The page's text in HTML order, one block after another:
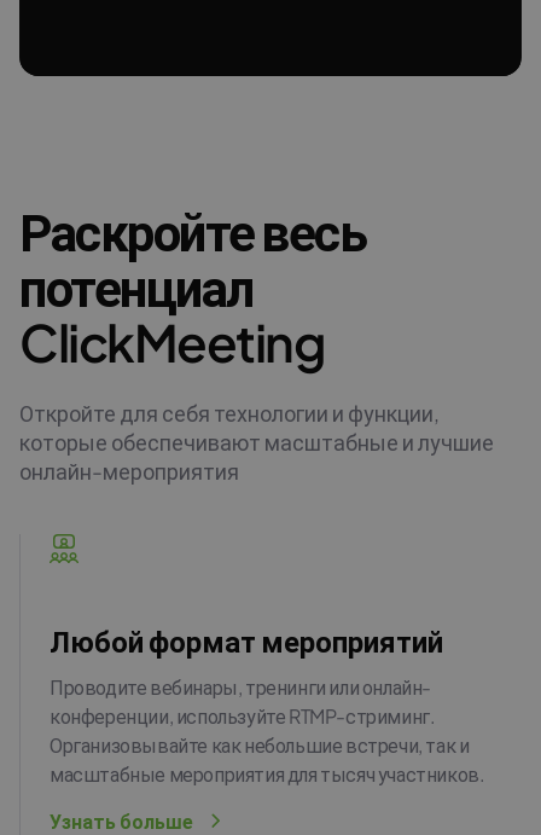
Раскройте весь
потенциал
ClickMeeting
Откройте для себя технологии и функции,
которые обеспечивают масштабные и лучшие
онлайн-мероприятия
Любой формат мероприятий
Проводите вебинары, тренинги или онлайн-
конференции, используйте RTMP-стриминг.
Организовывайте как небольшие встречи, так и
масштабные мероприятия для тысяч участников.
Узнать больше